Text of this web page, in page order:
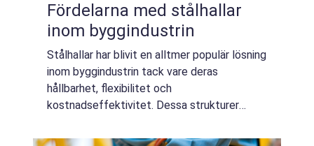
Fördelarna med stålhallar
inom byggindustrin
Stålhallar har blivit en alltmer populär lösning
inom byggindustrin tack vare deras
hållbarhet, flexibilitet och
kostnadseffektivitet. Dessa strukturer
och kan skräddarsys f&o...